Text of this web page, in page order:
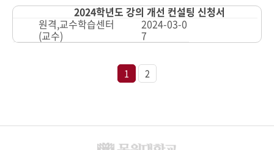
2024학년도 강의 개선 컨설팅 신청서
원격,교수학습센터
(교수)
2024-03-0
7
1 2